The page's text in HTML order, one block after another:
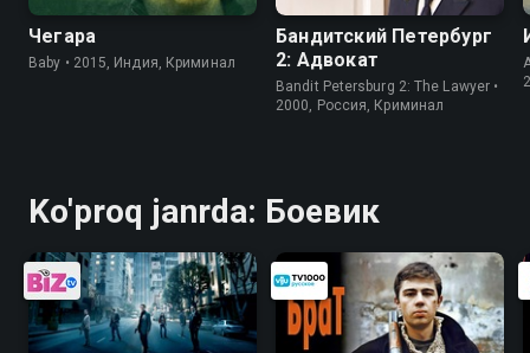
Чегара
Baby • 2015, Индия, Криминал
Бандитский Петербург
2: Адвокат
Bandit Petersburg 2: The Lawyer •
2000, Россия, Криминал
Ko'proq janrda: Боевик